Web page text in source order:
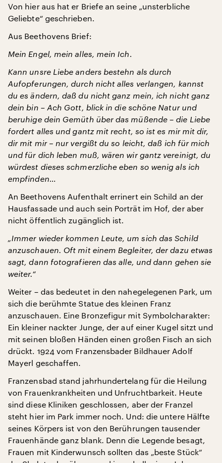
Von hier aus hat er Briefe an seine „unsterbliche
Geliebte“ geschrieben.
Aus Beethovens Brief:
Mein Engel, mein alles, mein Ich.
Kann unsre Liebe anders bestehn als durch
Aufopferungen, durch nicht alles verlangen, kannst
du es ändern, daß du nicht ganz mein, ich nicht ganz
dein bin – Ach Gott, blick in die schöne Natur und
beruhige dein Gemüth über das müßende – die Liebe
fordert alles und gantz mit recht, so ist es mir mit dir,
dir mit mir – nur vergißt du so leicht, daß ich für mich
und für dich leben muß, wären wir gantz vereinigt, du
würdest dieses schmerzliche eben so wenig als ich
empfinden…
An Beethovens Aufenthalt errinert ein Schild an der
Hausfassade und auch sein Porträt im Hof, der aber
nicht öffentlich zugänglich ist.
„Immer wieder kommen Leute, um sich das Schild
anzuschauen. Oft mit einem Begleiter, der dazu etwas
sagt, dann fotografieren das alle, und dann gehen sie
weiter.“
Weiter – das bedeutet in den nahegelegenen Park, um
sich die berühmte Statue des kleinen Franz
anzuschauen. Eine Bronzefigur mit Symbolcharakter:
Ein kleiner nackter Junge, der auf einer Kugel sitzt und
mit seinen bloßen Händen einen großen Fisch an sich
drückt. 1924 vom Franzensbader Bildhauer Adolf
Mayerl geschaffen.
Franzensbad stand jahrhundertelang für die Heilung
von Frauenkrankheiten und Unfruchtbarkeit. Heute
sind diese Kliniken geschlossen, aber der Franzel
steht hier im Park immer noch. Und: die untere Hälfte
seines Körpers ist von den Berührungen tausender
Frauenhände ganz blank. Denn die Legende besagt,
Frauen mit Kinderwunsch sollten das „beste Stück“